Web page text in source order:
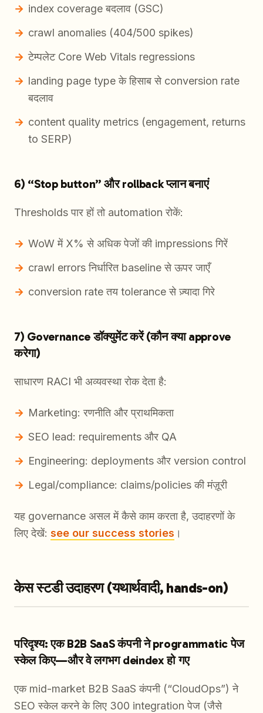
index coverage बदलाव (GSC)
crawl anomalies (404/500 spikes)
टेम्पलेट Core Web Vitals regressions
landing page type के हिसाब से conversion rate
बदलाव
content quality metrics (engagement, returns
to SERP)
6) “Stop button” और rollback प्लान बनाएं
Thresholds पार हों तो automation रोकें:
WoW में X% से अधिक पेजों की impressions गिरें
crawl errors निर्धारित baseline से ऊपर जाएँ
conversion rate तय tolerance से ज़्यादा गिरे
7) Governance डॉक्युमेंट करें (कौन क्या approve
करेगा)
साधारण RACI भी अव्यवस्था रोक देता है:
Marketing: रणनीति और प्राथमिकता
SEO lead: requirements और QA
Engineering: deployments और version control
Legal/compliance: claims/policies की मंज़ूरी
यह governance असल में कैसे काम करता है, उदाहरणों के
लिए देखें: see our success stories ।
केस स्टडी उदाहरण (यथार्थवादी, hands-on)
परिदृश्य: एक B2B SaaS कंपनी ने programmatic पेज
स्केल किए—और वे लगभग deindex हो गए
एक mid-market B2B SaaS कंपनी (“CloudOps”) ने
SEO स्केल करने के लिए 300 integration पेज (जैसे